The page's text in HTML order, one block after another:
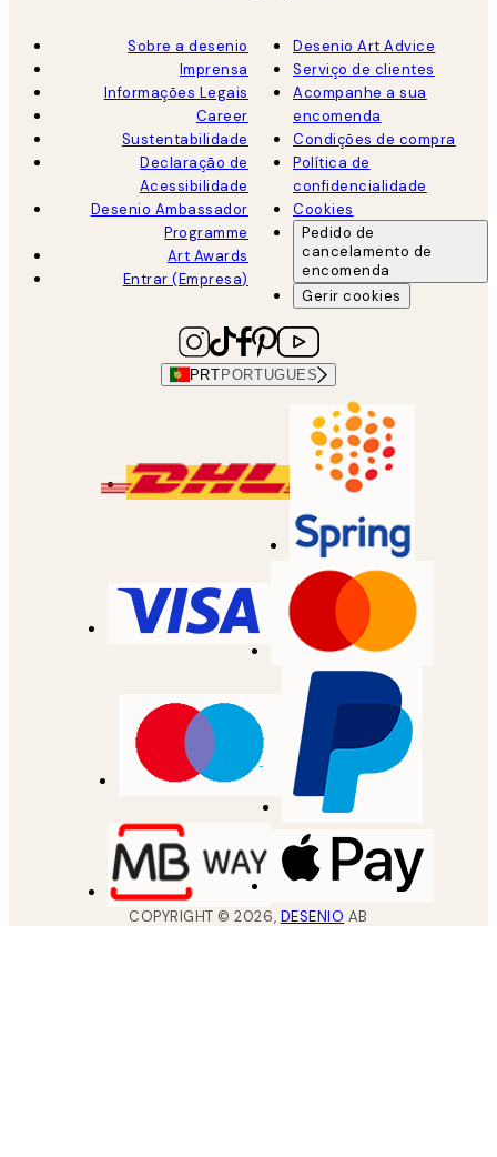
Sobre a desenio
Imprensa
Informações Legais
Career
Sustentabilidade
Declaração de
Acessibilidade
Desenio Ambassador
Programme
Art Awards
Entrar (Empresa)
Desenio Art Advice
Serviço de clientes
Acompanhe a sua
encomenda
Condições de compra
Política de
confidencialidade
Cookies
Pedido de
cancelamento de
encomenda
Gerir cookies
PRT PORTUGUES
COPYRIGHT ©2026, DESENIO AB